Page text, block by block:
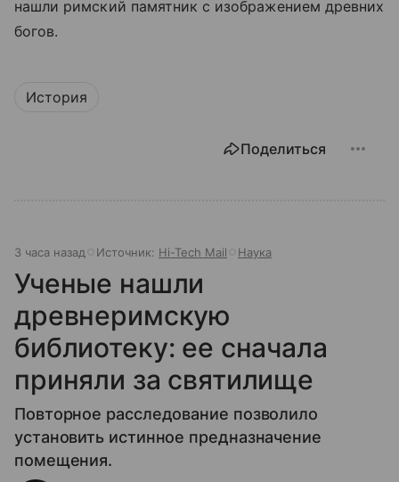
нашли римский памятник с изображением древних
богов.
История
Поделиться
3 часа назад Источник: Hi-Tech Mail Наука
Ученые нашли
древнеримскую
библиотеку: ее сначала
приняли за святилище
Повторное расследование позволило
установить истинное предназначение
помещения.